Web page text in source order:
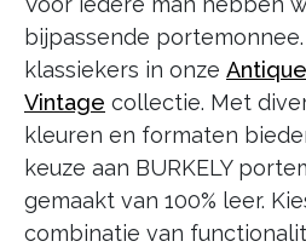
bijpassende
klassiekers in onze
Vintage collectie. Met
kleuren en formaten
keuze aan BURKELY
gemaakt van 100% leer.
combinatie van